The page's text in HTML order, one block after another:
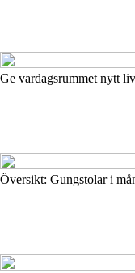
Ge vardagsrummet nytt
Översikt: Gungstolar i